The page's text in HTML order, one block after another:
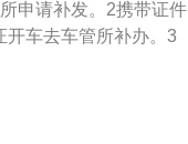
以委托代理人代理申
车所有人因死亡、出
托代理人代理申领。
申请补发。2携带证件
开车去车管所补办。3
补办。4校验机动车